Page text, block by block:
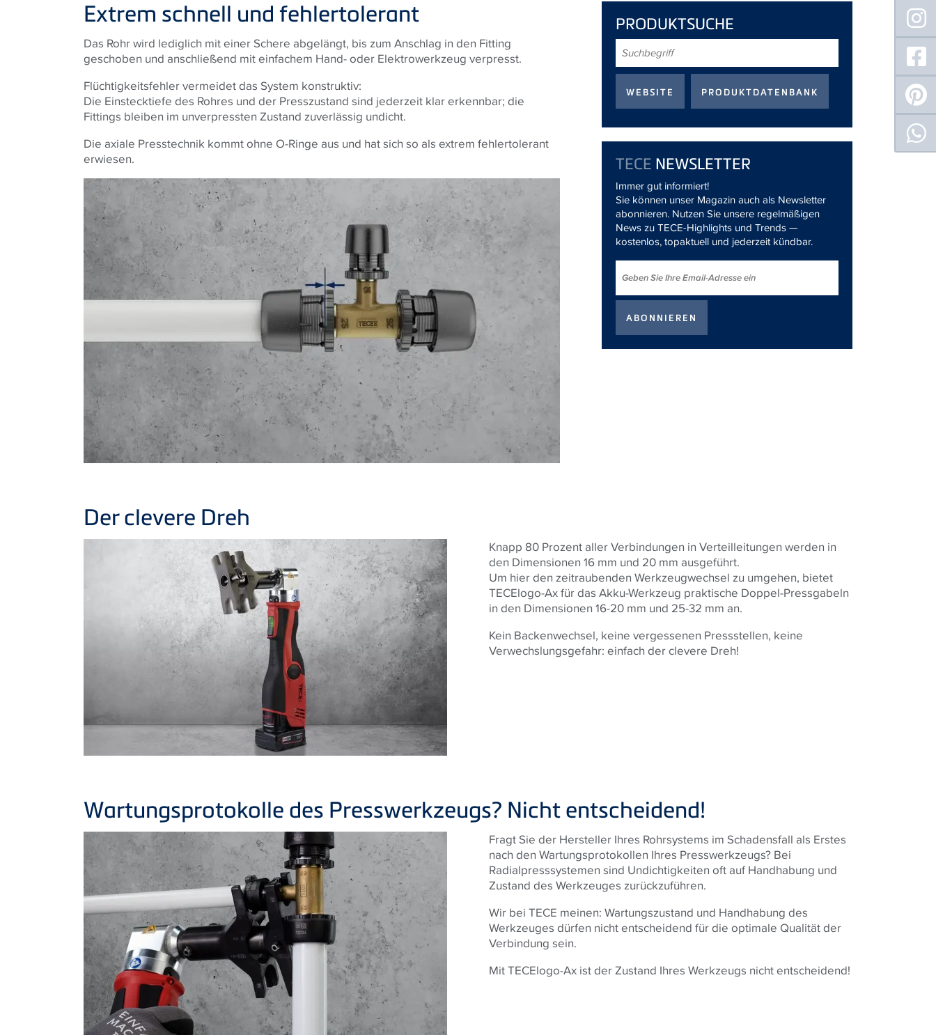
Extrem schnell und fehlertolerant
Das Rohr wird lediglich mit einer Schere abgelängt, bis zum Anschlag in den Fitting
geschoben und anschließend mit einfachem Hand- oder Elektrowerkzeug verpresst.
Flüchtigkeitsfehler vermeidet das System konstruktiv:
Die Einstecktiefe des Rohres und der Presszustand sind jederzeit klar erkennbar; die
Fittings bleiben im unverpressten Zustand zuverlässig undicht.
Die axiale Presstechnik kommt ohne O-Ringe aus und hat sich so als extrem fehler­­tolerant
erwiesen.
PRODUKTSUCHE
TECE NEWSLETTER
Immer gut informiert!
Sie können unser Magazin auch als Newsletter
abonnieren. Nutzen Sie unsere regelmäßigen
News zu TECE-Highlights und Trends —
kostenlos, topaktuell und jederzeit kündbar.
Der clevere Dreh
Knapp 80 Prozent aller Verbindungen in Verteilleitungen werden in
den Dimensionen 16 mm und 20 mm ausgeführt.
Um hier den zeitraubenden Werkzeugwechsel zu umgehen, bietet
TECElogo-Ax für das Akku-Werkzeug praktische Doppel-Pressgabeln
in den Dimensionen 16-20 mm und 25-32 mm an.
Kein Backenwechsel, keine vergessenen Pressstellen, keine
Verwechslungsgefahr: einfach der clevere Dreh!
Wartungsprotokolle des Presswerkzeugs? Nicht entscheidend!
Fragt Sie der Hersteller Ihres Rohrsystems im Schadensfall als Erstes
nach den Wartungsprotokollen Ihres Presswerkzeugs? Bei
Radialpresssystemen sind Undichtigkeiten oft auf Handhabung und
Zustand des Werkzeuges zurückzuführen.
Wir bei TECE meinen: Wartungszustand und Handhabung des
Werkzeuges dürfen nicht entscheidend für die optimale Qualität der
Verbindung sein.
Mit TECElogo-Ax ist der Zustand Ihres Werkzeugs nicht entscheidend!